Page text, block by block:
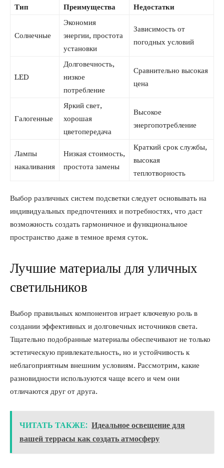
Тип Преимущества Недостатки
Солнечные
Экономия
энергии, простота
установки
Зависимость от
погодных условий
LED
Долговечность,
низкое
потребление
Сравнительно высокая
цена
Галогенные
Яркий свет,
хорошая
цветопередача
Высокое
энергопотребление
Лампы
накаливания
Низкая стоимость,
простота замены
Краткий срок службы,
высокая
теплотворность
Выбор различных систем подсветки следует основывать на
индивидуальных предпочтениях и потребностях, что даст
возможность создать гармоничное и функциональное
пространство даже в темное время суток.
Лучшие материалы для уличных
светильников
Выбор правильных компонентов играет ключевую роль в
создании эффективных и долговечных источников света.
Тщательно подобранные материалы обеспечивают не только
эстетическую привлекательность, но и устойчивость к
неблагоприятным внешним условиям. Рассмотрим, какие
разновидности используются чаще всего и чем они
отличаются друг от друга.
ЧИТАТЬ ТАКЖЕ: Идеальное освещение для
вашей террасы как создать атмосферу